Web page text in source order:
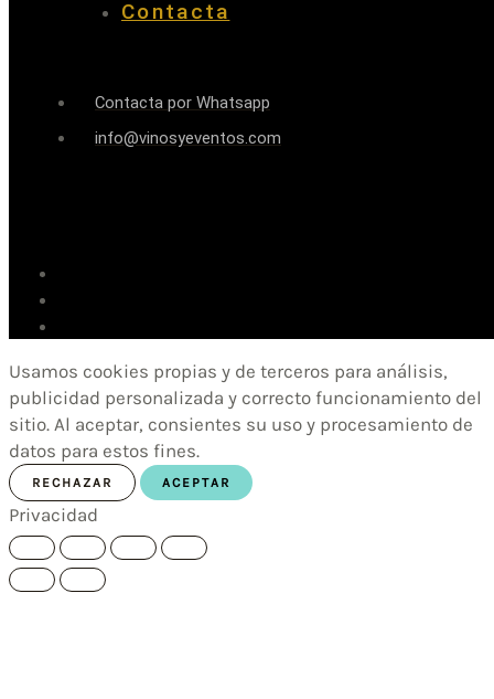
Contacta
Contacta por Whatsapp
info@vinosyeventos.com
Usamos cookies propias y de terceros para análisis,
publicidad personalizada y correcto funcionamiento del
sitio. Al aceptar, consientes su uso y procesamiento de
datos para estos fines.
RECHAZAR ACEPTAR
Privacidad